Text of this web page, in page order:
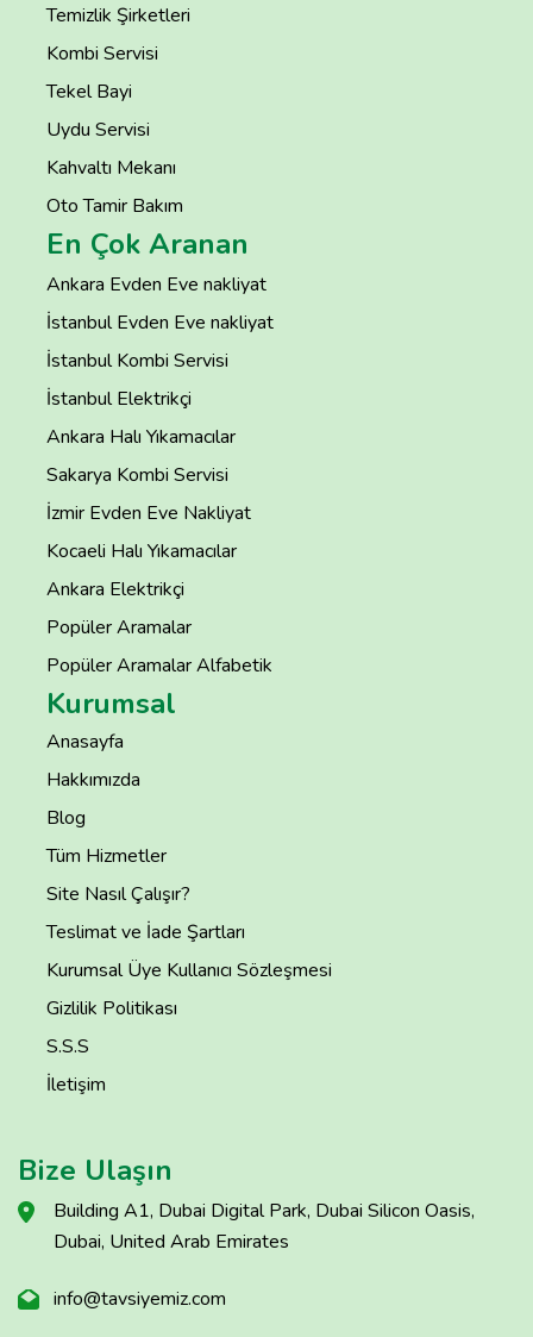
Temizlik Şirketleri
Kombi Servisi
Tekel Bayi
Uydu Servisi
Kahvaltı Mekanı
Oto Tamir Bakım
En Çok Aranan
Ankara Evden Eve nakliyat
İstanbul Evden Eve nakliyat
İstanbul Kombi Servisi
İstanbul Elektrikçi
Ankara Halı Yıkamacılar
Sakarya Kombi Servisi
İzmir Evden Eve Nakliyat
Kocaeli Halı Yıkamacılar
Ankara Elektrikçi
Popüler Aramalar
Popüler Aramalar Alfabetik
Kurumsal
Anasayfa
Hakkımızda
Blog
Tüm Hizmetler
Site Nasıl Çalışır?
Teslimat ve İade Şartları
Kurumsal Üye Kullanıcı Sözleşmesi
Gizlilik Politikası
S.S.S
İletişim
Bize Ulaşın
Building A1, Dubai Digital Park, Dubai Silicon Oasis,
Dubai, United Arab Emirates
info@tavsiyemiz.com